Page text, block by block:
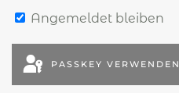
Angemeldet bleiben
PASSKEY VERWENDEN